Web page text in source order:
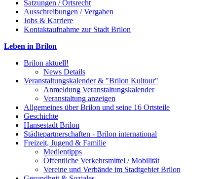
Satzungen / Ortsrecht
Ausschreibungen / Vergaben
Jobs & Karriere
Kontaktaufnahme zur Stadt Brilon
Leben in Brilon
Brilon aktuell!
News Details
Veranstaltungskalender & "Brilon Kultour"
Anmeldung Veranstaltungskalender
Veranstaltung anzeigen
Allgemeines über Brilon und seine 16 Ortsteile
Geschichte
Hansestadt Brilon
Städtepartnerschaften - Brilon international
Freizeit, Jugend & Familie
Medientipps
Öffentliche Verkehrsmittel / Mobilität
Vereine und Verbände im Stadtgebiet Brilon